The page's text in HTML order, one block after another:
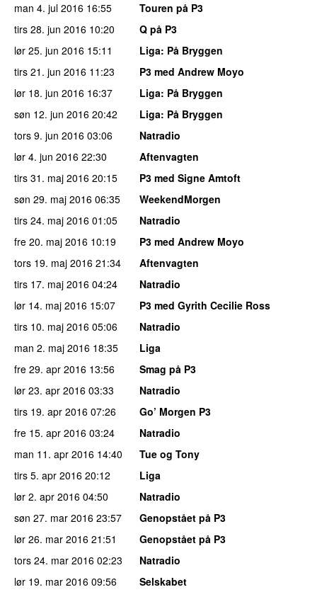
man 4. jul 2016 16:55
Touren på P3
tirs 28. jun 2016 10:20
Q på P3
lør 25. jun 2016 15:11 Liga: På Bryggen
tirs 21. jun 2016 11:23
P3 med Andrew Moyo
lør 18. jun 2016 16:37 Liga: På Bryggen
søn 12. jun 2016 20:42 Liga: På Bryggen
tors 9. jun 2016 03:06
Natradio
lør 4. jun 2016 22:30
Aftenvagten
tirs 31. maj 2016 20:15
P3 med Signe Amtoft
søn 29. maj 2016 06:35
WeekendMorgen
tirs 24. maj 2016 01:05
Natradio
fre 20. maj 2016 10:19
P3 med Andrew Moyo
tors 19. maj 2016 21:34
Aftenvagten
tirs 17. maj 2016 04:24
Natradio
lør 14. maj 2016 15:07
P3 med Gyrith Cecilie Ross
tirs 10. maj 2016 05:06
Natradio
man 2. maj 2016 18:35
Liga
fre 29. apr 2016 13:56
Smag på P3
lør 23. apr 2016 03:33
Natradio
tirs 19. apr 2016 07:26
Go’ Morgen P3
fre 15. apr 2016 03:24
Natradio
man 11. apr 2016 14:40
Tue og Tony
tirs 5. apr 2016 20:12
Liga
lør 2. apr 2016 04:50
Natradio
søn 27. mar 2016 23:57
Genopstået på P3
lør 26. mar 2016 21:51
Genopstået på P3
tors 24. mar 2016 02:23
Natradio
lør 19. mar 2016 09:56
Selskabet